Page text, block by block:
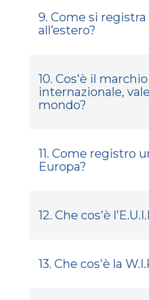
9. Come si
all’estero?
10. Cos'è il marchio
internazionale,
mondo?
11. Come registro
Europa?
12. Che cos'è
13. Che cos'è la